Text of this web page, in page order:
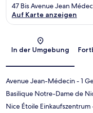
47 Bis Avenue Jean
Auf Karte anzeigen
In der Umgebung
Avenue Jean-Médecin- 1
Basilique Notre-Dame de
Nice Étoile Einkaufszentrum